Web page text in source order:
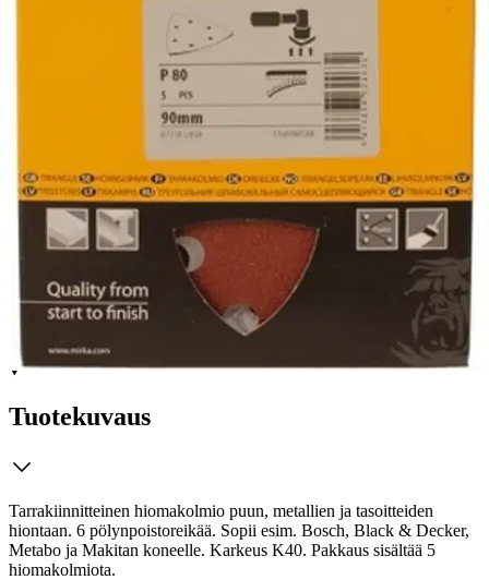
Ilmainen toimitus yli 100 €:n tilauksille
Postin pakettiautomaattiin tai
palvelupisteeseen!
Etu ei koske Suuri‑lisäpalvelulla toimitettavia tuotteita.
Tarkista myymäläsaatavuus
Tuotekuvaus
Tarrakiinnitteinen hiomakolmio puun, metallien ja tasoitteiden
hiontaan. 6 pölynpoistoreikää. Sopii esim. Bosch, Black & Decker,
Metabo ja Makitan koneelle. Karkeus K40. Pakkaus sisältää 5
hiomakolmiota.